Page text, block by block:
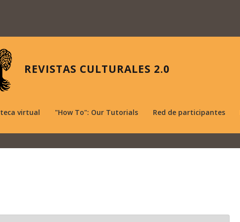
REVISTAS CULTURALES 2.0
virtual "How To": Our Tutorials Red de participantes